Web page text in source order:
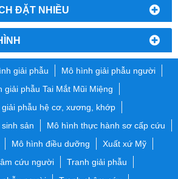
ĐẶT NHIỀU
giải phẫu
Mô hình giải phẫu người
giải phẫu Tai Mắt Mũi Miệng
giải phẫu hệ cơ, xương, khớp
sản
Mô hình thực hành sơ cấp cứu
Mô hình điều dưỡng
Xuất xứ Mỹ
cứu người
Tranh giải phẫu